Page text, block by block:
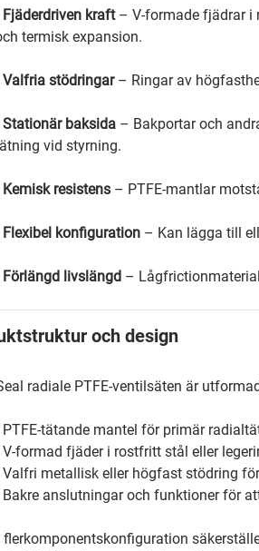
Fjäderdriven kraft – V-formade fjädrar i
termisk expansion.
Valfria stödringar – Ringar av
Stationär baksida – Bakportar och
vid styrning.
Kemisk resistens – PTFE-mantlar
Flexibel konfiguration – Kan lägga till
Förlängd livslängd –
och design
radiale PTFE-ventilsäten är
PTFE-tätande mantel för primär
V-formad fjäder i rostfritt stål eller
Valfri metallisk eller högfast stödring
Bakre anslutningar och funktioner för
flerkomponentskonfiguration